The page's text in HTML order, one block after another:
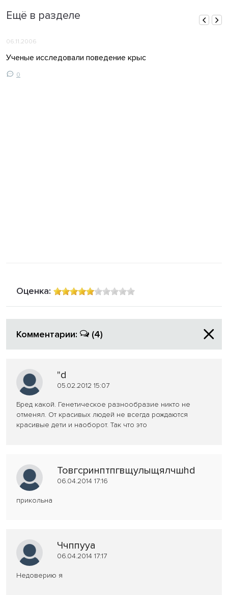
Ещё в разделе
06.11.2006
Ученые исследовали поведение крыс
0
Оценка:
Комментарии: (4)
"d
05.02.2012 15:07
Бред какой. Генетическое разнообразие никто не
отменял. От красивых людей не всегда рождаются
красивые дети и наоборот. Так что это
Товгсринптпгвщулыщялчшhd
06.04.2014 17:16
прикольна
Ччппууа
06.04.2014 17:17
Недоверию я